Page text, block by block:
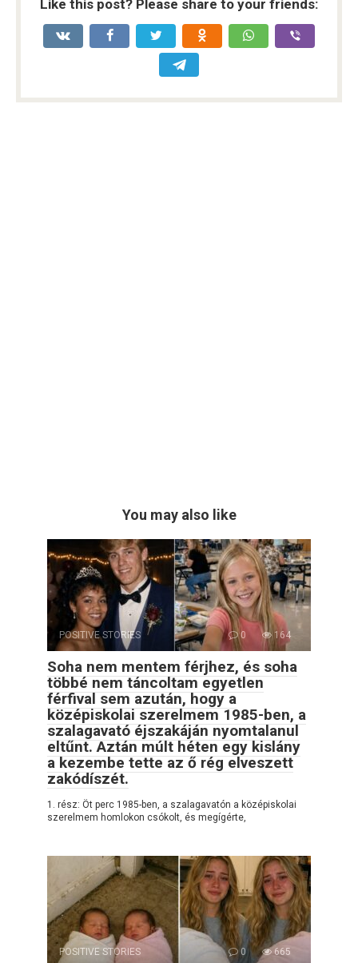
Like this post? Please share to your friends:
You may also like
POSITIVE STORIES 0 164
Soha nem mentem férjhez, és soha
többé nem táncoltam egyetlen
férfival sem azután, hogy a
középiskolai szerelmem 1985-ben, a
szalagavató éjszakáján nyomtalanul
eltűnt. Aztán múlt héten egy kislány
a kezembe tette az ő rég elveszett
zakódíszét.
1. rész: Öt perc 1985-ben, a szalagavatón a középiskolai
szerelmem homlokon csókolt, és megígérte,
POSITIVE STORIES 0 665